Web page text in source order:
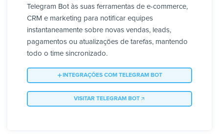
Telegram Bot às suas ferramentas de e-commerce,
CRM e marketing para notificar equipes
instantaneamente sobre novas vendas, leads,
pagamentos ou atualizações de tarefas, mantendo
todo o time sincronizado.
INTEGRAÇÕES COM TELEGRAM BOT
VISITAR TELEGRAM BOT